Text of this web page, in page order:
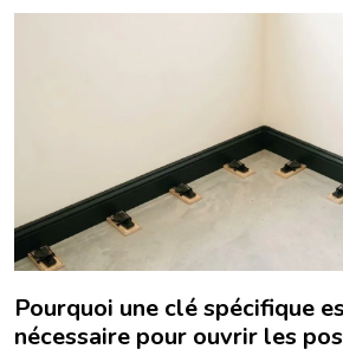
Pourquoi une clé spécifique
nécessaire pour ouvrir les